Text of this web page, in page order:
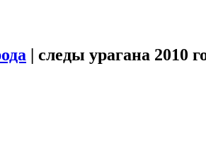
| следы урагана 2010